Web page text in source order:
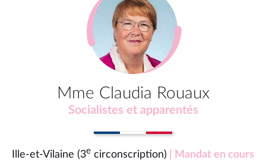
Mme Claudia Rouaux
Socialistes et apparentés
Ille-et-Vilaine (3e circonscription) | Mandat en cours